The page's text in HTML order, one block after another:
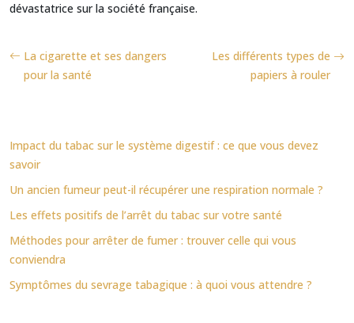
dévastatrice sur la société française.
La cigarette et ses dangers
pour la santé
Les différents types de
papiers à rouler
Impact du tabac sur le système digestif : ce que vous devez
savoir
Un ancien fumeur peut-il récupérer une respiration normale ?
Les effets positifs de l’arrêt du tabac sur votre santé
Méthodes pour arrêter de fumer : trouver celle qui vous
conviendra
Symptômes du sevrage tabagique : à quoi vous attendre ?